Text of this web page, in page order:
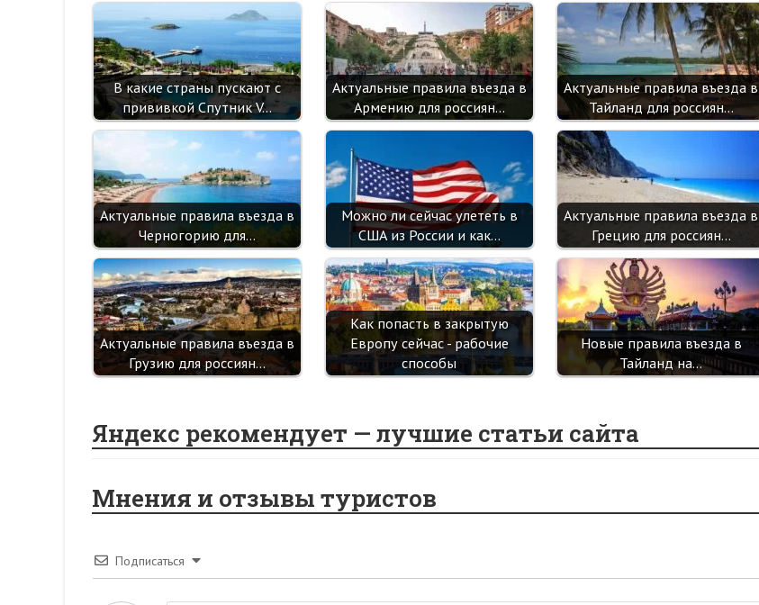
В какие страны пускают с
прививкой Спутник V…
Актуальные правила въезда в
Армению для россиян…
Актуальные правила въезда в
Тайланд для россиян…
Актуальные правила въезда в
Черногорию для…
Можно ли сейчас улететь в
США из России и как…
Актуальные правила въезда в
Грецию для россиян…
Актуальные правила въезда в
Грузию для россиян…
Как попасть в закрытую
Европу сейчас - рабочие
способы
Новые правила въезда в
Тайланд на…
Яндекс рекомендует — лучшие статьи сайта
Мнения и отзывы туристов
Подписаться